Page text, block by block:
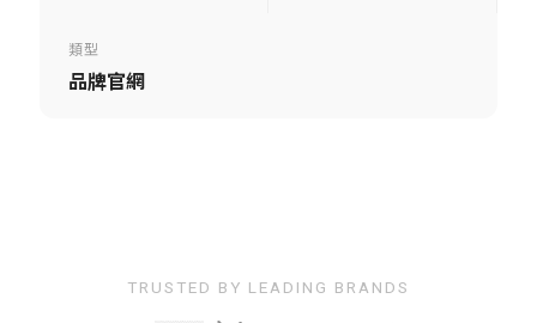
類型
品牌官網
TRUSTED BY LEADING BRANDS